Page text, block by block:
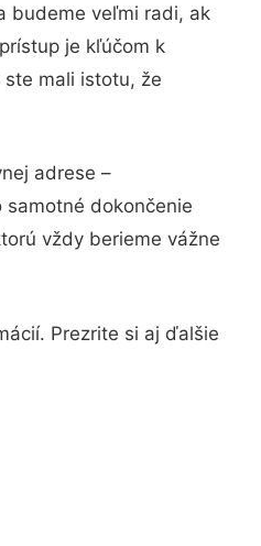
budeme veľmi radi, ak
je kľúčom k
mali istotu, že
adrese –
dokončenie
vždy berieme vážne
Prezrite si aj ďalšie